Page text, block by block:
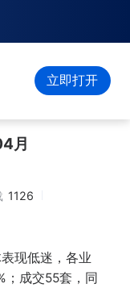
立即打开
月
1126
现低迷，各业
；成交55套，同